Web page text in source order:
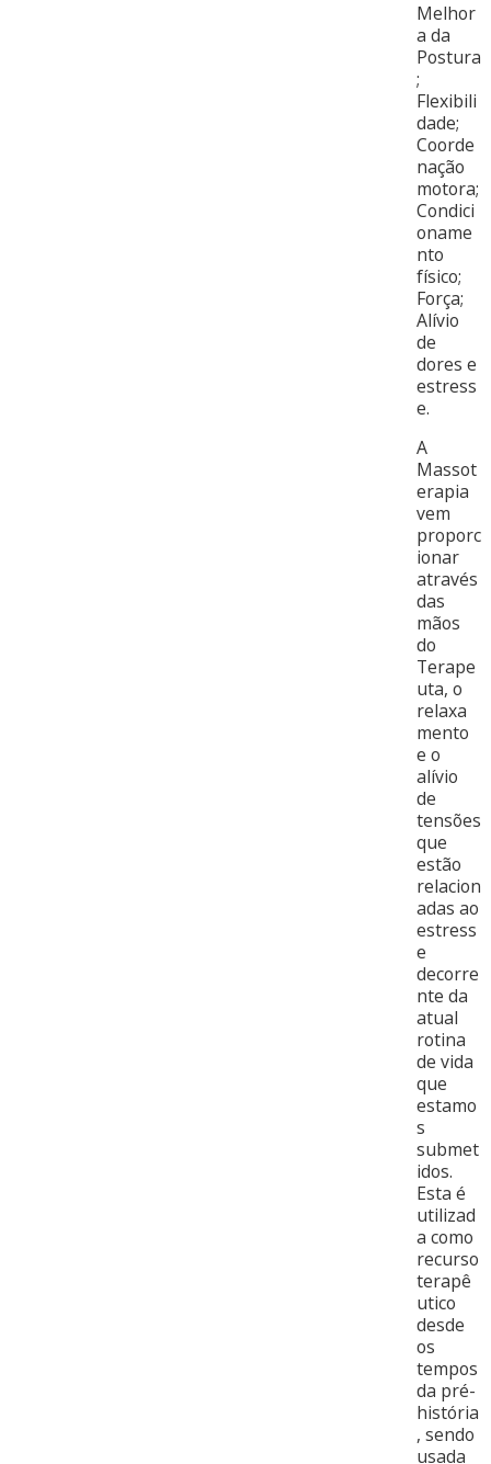
Melhor
a da
Postura
;
Flexibili
dade;
Coorde
nação
motora;
Condici
oname
nto
físico;
Força;
Alívio
de
dores e
estress
e.
A
Massot
erapia
vem
proporc
ionar
através
das
mãos
do
Terape
uta, o
relaxa
mento
e o
alívio
de
tensões
que
estão
relacion
adas ao
estress
e
decorre
nte da
atual
rotina
de vida
que
estamo
s
submet
idos.
Esta é
utilizad
a como
recurso
terapê
utico
desde
os
tempos
da pré-
história
, sendo
usada